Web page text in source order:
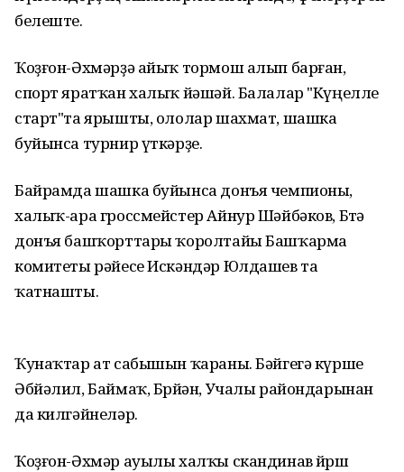
белеште.
Ҡоҙғон-Әхмәрҙә айыҡ тормош алып барған,
спорт яратҡан халыҡ йәшәй. Балалар "Күңелле
старт"та ярышты, ололар шахмат, шашка
буйынса турнир үткәрҙе.
Байрамда шашка буйынса донъя чемпионы,
халыҡ-ара гроссмейстер Айнур Шәйбәков, Бөтә
донъя башҡорттары ҡоролтайы Башҡарма
комитеты рәйесе Искәндәр Юлдашев та
ҡатнашты.
Ҡунаҡтар ат сабышын ҡараны. Бәйгегә күрше
Әбйәлил, Баймаҡ, Бөрйән, Учалы райондарынан
да килгәйнеләр.
Ҡоҙғон-Әхмәр ауылы халҡы скандинав йөрөшө